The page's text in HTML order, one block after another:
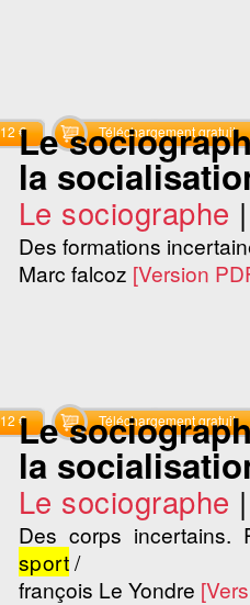
€ Téléchargement gratuit
Le
la
Le sociographe
Des formations
Marc falcoz [Version
€ Téléchargement gratuit
Le
la
Le sociographe
Des corps incertains.
sport/
françois Le Yondre